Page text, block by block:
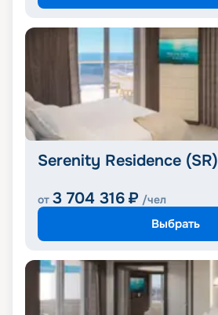
Serenity Residence (SR)
от 3 704 316 ₽ /чел
Выбрать